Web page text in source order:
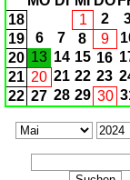
18
1 2
19
6 7 8 9
20 13 14 15 16
21 20 21 22 23
22 27 28 29 30